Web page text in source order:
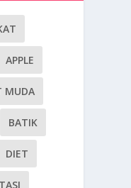
APPLE
MUDA
BATIK
DIET